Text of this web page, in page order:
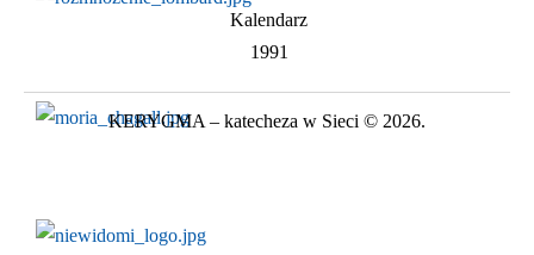
Kalendarz
1991
KERYGMA – katecheza w Sieci © 2026.